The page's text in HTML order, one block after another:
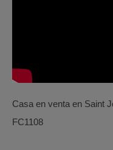
Casa en venta en Saint
FC1108